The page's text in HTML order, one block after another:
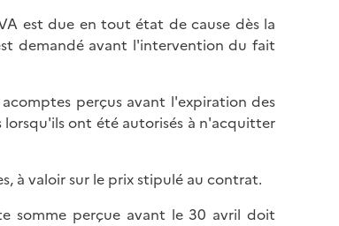
est due en tout état de cause dès la
demandé avant l'intervention du fait
perçus avant l'expiration des
ont été autorisés à n'acquitter
à valoir sur le prix stipulé au contrat.
somme perçue avant le 30 avril doit